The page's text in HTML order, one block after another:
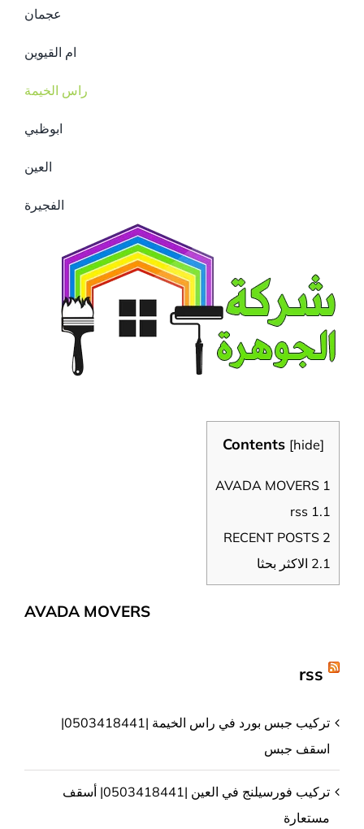
عجمان
ام القيوين
راس الخيمة
ابوظبي
العين
الفجيرة
Contents [hide]
1
1.1
2
2.1 الاكثر بحثا
AVADA MOVERS
rss
تركيب جبس بورد في راس الخيمة |0503418441|
اسقف جبس
تركيب فورسيلنج في العين |0503418441| أسقف
مستعارة